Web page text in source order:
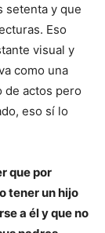
setenta y que
Eso
visual y
como una
de actos pero
eso sí lo
que por
tener un hijo
a él y que no